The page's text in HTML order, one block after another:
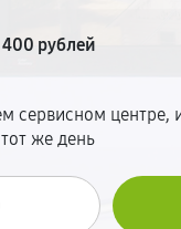
400 рублей
сервисном центре,
же день